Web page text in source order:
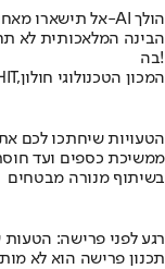
אל תישארו מאחור – בואו לגלות לאן ה-AI הולך
הבינה המלאכותית לא
בה!
בשיתוף HIT,המכון הטכנולוגי חולון
הטעויות שיחתכו לכם
ממשיכת כספים ועד
בשיתוף מנורה מבטחים
רגע לפני פרישה:
תכנון פרישה הוא לא